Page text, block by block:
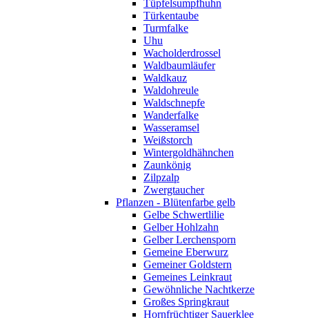
Tüpfelsumpfhuhn
Türkentaube
Turmfalke
Uhu
Wacholderdrossel
Waldbaumläufer
Waldkauz
Waldohreule
Waldschnepfe
Wanderfalke
Wasseramsel
Weißstorch
Wintergoldhähnchen
Zaunkönig
Zilpzalp
Zwergtaucher
Pflanzen - Blütenfarbe gelb
Gelbe Schwertlilie
Gelber Hohlzahn
Gelber Lerchensporn
Gemeine Eberwurz
Gemeiner Goldstern
Gemeines Leinkraut
Gewöhnliche Nachtkerze
Großes Springkraut
Hornfrüchtiger Sauerklee